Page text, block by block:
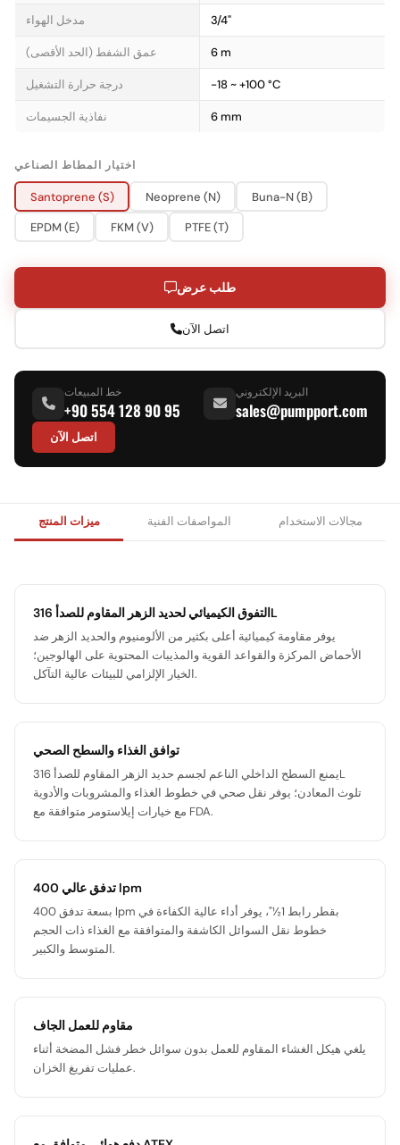
مدخل الهواء 3/4"
عمق الشفط (الحد الأقصى) 6 m
درجة حرارة التشغيل -18 ~ +100 °C
نفاذية الجسيمات 6 mm
اختيار المطاط الصناعي
Santoprene (S) Neoprene (N)
Buna-N (B)
EPDM (E)
FKM (V) PTFE (T)
طلب عرض
اتصل الآن
خط المبيعات
+90 554 128 90 95
البريد الإلكتروني
sales@pumpport.com
اتصل الآن
ميزات المنتج المواصفات الفنية مجالات الاستخدام
التفوق الكيميائي لحديد الزهر المقاوم للصدأ 316L
يوفر مقاومة كيميائية أعلى بكثير من الألومنيوم والحديد الزهر ضد
الأحماض المركزة والقواعد القوية والمذيبات المحتوية على الهالوجين؛
الخيار الإلزامي للبيئات عالية التآكل.
توافق الغذاء والسطح الصحي
يمنع السطح الداخلي الناعم لجسم حديد الزهر المقاوم للصدأ 316L
تلوث المعادن؛ يوفر نقل صحي في خطوط الغذاء والمشروبات والأدوية
مع خيارات إيلاستومر متوافقة مع FDA.
تدفق عالي 400 lpm
بسعة تدفق 400 lpm بقطر رابط 1½"، يوفر أداء عالية الكفاءة في
خطوط نقل السوائل الكاشفة والمتوافقة مع الغذاء ذات الحجم
المتوسط والكبير.
مقاوم للعمل الجاف
يلغي هيكل الغشاء المقاوم للعمل بدون سوائل خطر فشل المضخة أثناء
عمليات تفريغ الخزان.